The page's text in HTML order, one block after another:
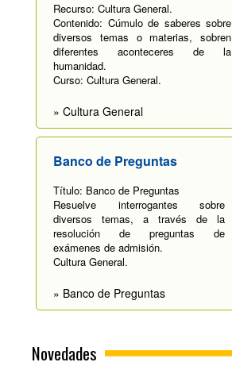
Recurso: Cultura General.
Contenido: Cúmulo de saberes sobre
diversos temas o materias, sobren
diferentes aconteceres de la
humanidad.
Curso: Cultura General.
» Cultura General
Banco de Preguntas
Título: Banco de Preguntas
Resuelve interrogantes sobre
diversos temas, a través de la
resolución de preguntas de
exámenes de admisión.
Cultura General.
» Banco de Preguntas
Novedades